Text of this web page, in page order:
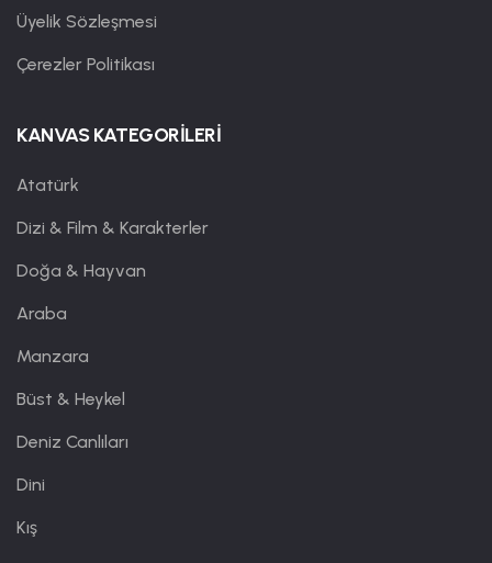
Üyelik Sözleşmesi
Çerezler Politikası
KANVAS KATEGORİLERİ
Atatürk
Dizi & Film & Karakterler
Doğa & Hayvan
Araba
Manzara
Büst & Heykel
Deniz Canlıları
Dini
Kış